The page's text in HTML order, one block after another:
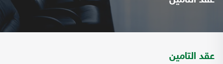
عقد التامين